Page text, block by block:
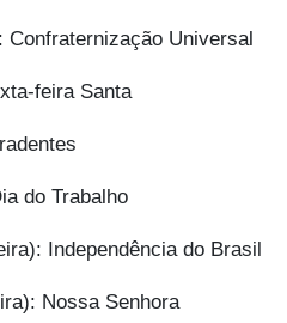
Confraternização Universal
feira Santa
do Trabalho
Independência do Brasil
Nossa Senhora